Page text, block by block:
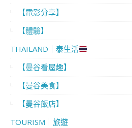
【電影分享】
【體驗】
THAILAND｜泰生活
【曼谷看屋趣】
【曼谷美食】
【曼谷飯店】
TOURISM｜旅遊